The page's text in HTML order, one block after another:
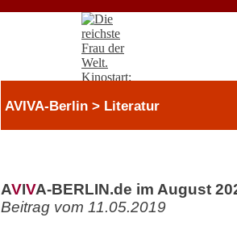
AVIVA-Berlin > Literatur
AVIVA-BERLIN.de im August
Beitrag vom 11.05.2019